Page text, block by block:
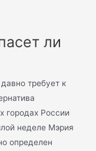
ли
требует к
городах России
неделе Мэрия
определен